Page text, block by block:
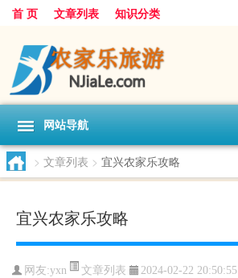
首 页 文章列表 知识分类
网站导航
> 文章列表 > 宜兴农家乐攻略
宜兴农家乐攻略
网友:yxn 文章列表 2024-02-22 20:50:55